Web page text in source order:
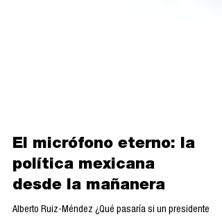
El micrófono eterno: la
política mexicana